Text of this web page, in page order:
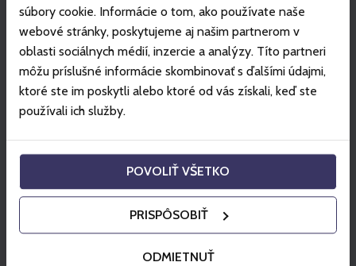
súbory cookie. Informácie o tom, ako používate naše
webové stránky, poskytujeme aj našim partnerom v
oblasti sociálnych médií, inzercie a analýzy. Títo partneri
môžu príslušné informácie skombinovať s ďalšími údajmi,
ktoré ste im poskytli alebo ktoré od vás získali, keď ste
používali ich služby.
POVOLIŤ VŠETKO
PRISPÔSOBIŤ
ODMIETNUŤ
Partners